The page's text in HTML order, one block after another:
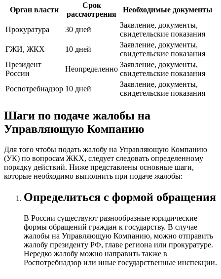
Орган власти
Срок
рассмотрения
Необходимые документы
Прокуратура 30 дней
Заявление, документы,
свидетельские показания
ГЖИ, ЖКХ
10 дней
Заявление, документы,
свидетельские показания
Президент
России
Неопределенно
Заявление, документы,
свидетельские показания
Роспотребнадзор 10 дней
Заявление, документы,
свидетельские показания
Шаги по подаче жалобы на
Управляющую Компанию
Для того чтобы подать жалобу на Управляющую Компанию
(УК) по вопросам ЖКХ, следует следовать определенному
порядку действий. Ниже представлены основные шаги,
которые необходимо выполнить при подаче жалобы:
Определиться с формой обращения
В России существуют разнообразные юридические
формы обращений граждан к государству. В случае
жалобы на Управляющую Компанию, можно отправить
жалобу президенту РФ, главе региона или прокуратуре.
Нередко жалобу можно направить также в
Роспотребнадзор или иные государственные инспекции.